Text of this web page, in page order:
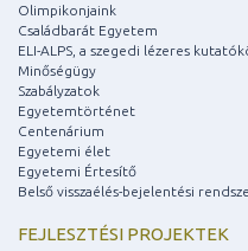
Olimpikonjaink
Családbarát Egyetem
ELI-ALPS, a szegedi lézeres
Minőségügy
Szabályzatok
Egyetemtörténet
Centenárium
Egyetemi élet
Egyetemi Értesítő
Belső visszaélés-bejelentési
FEJLESZTÉSI PROJEKTEK